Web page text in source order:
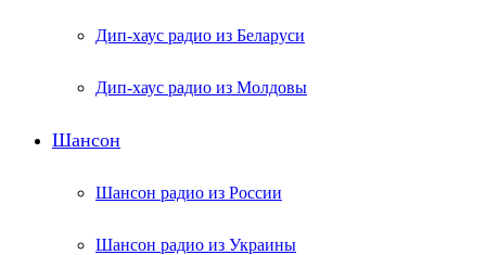
Дип-хаус радио из Беларуси
Дип-хаус радио из Молдовы
Шансон
Шансон радио из России
Шансон радио из Украины